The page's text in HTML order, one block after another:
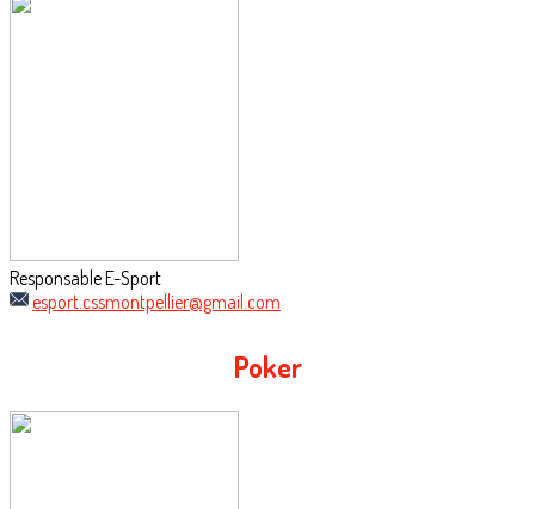
Responsable E-Sport
esport.cssmontpellier@gmail.com
Poker